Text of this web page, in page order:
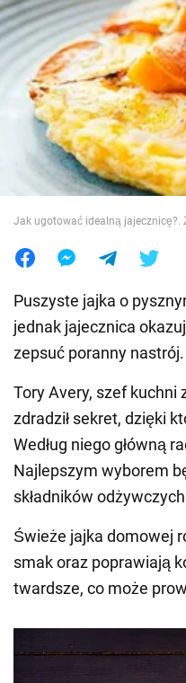
Społeczeństwo
Wojna na Ukrainie
Świat
Jedzenie
Jak ugotować idealną jajecznicę?.
Puszyste jajka o
jednak jajecznica
zepsuć poranny nastrój.
Tory Avery, szef kuchni
zdradził sekret, dzięki
Według niego główną
Najlepszym wyborem
składników
Świeże jajka domowej
smak oraz poprawiają
twardsze, co może